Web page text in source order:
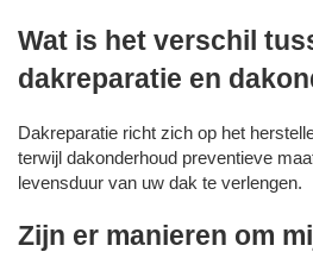
Wat is het verschil
dakreparatie en
Dakreparatie richt zich op het
terwijl dakonderhoud preventieve
levensduur van uw dak te verlengen.
Zijn er manieren om